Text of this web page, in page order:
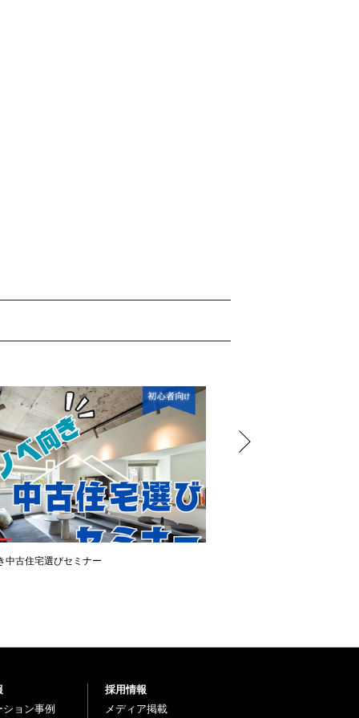
中古住宅選びセミナー
ション事例
採用情報
メディア掲載